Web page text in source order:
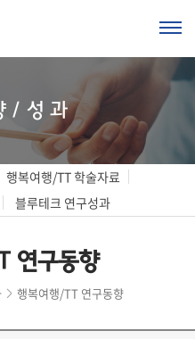
/성과
행복여행/TT 학술자료
블루테크 연구성과
연구동향
행복여행/TT 연구동향